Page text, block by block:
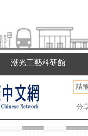
潮光工藝科研館
分